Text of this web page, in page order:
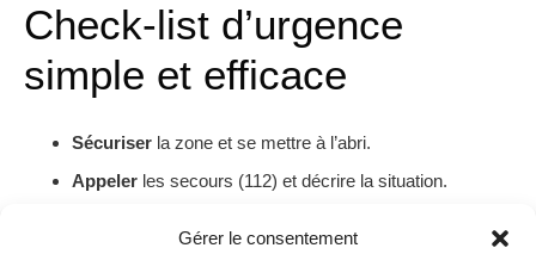
Gérer le consentement
Check‑list d’urgence
simple et efficace
Sécuriser la zone et se mettre à l’abri.
Appeler les secours (112) et décrire la situation.